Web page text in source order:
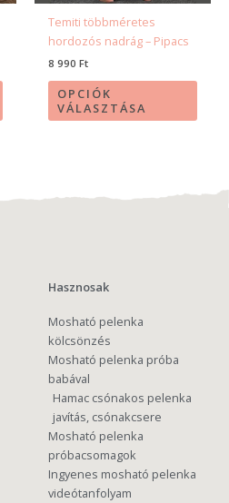
termékoldalon
választhatókTemiti többméretes
hordozós nadrág – Pipacs
8 990Ft
OPCIÓK
VÁLASZTÁSA
Hasznosak
Mosható pelenka
kölcsönzés
Mosható pelenka próba
babával
Hamac csónakos pelenka
javítás, csónakcsere
Mosható pelenka
próbacsomagok
Ingyenes mosható pelenka
videótanfolyam